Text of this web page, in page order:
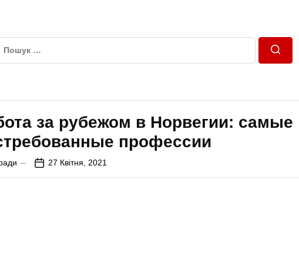
за рубежом в Норвегии: самые
профессии
27 Квітня, 2021